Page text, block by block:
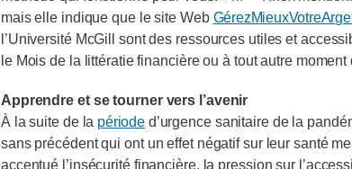
mais elle indique que le site Web
l’Université McGill sont des ressources utiles et
le Mois de la littératie financière ou à tout autre moment
Apprendre et se tourner vers l’avenir
À la suite de la périoded’urgence sanitaire de la
sans précédent qui ont un effet négatif sur leur santé
accentué l’insécurité financière, la pression sur